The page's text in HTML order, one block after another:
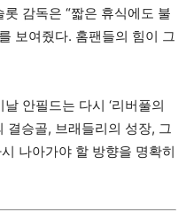
감독은 “짧은 휴식에도 불
보여줬다. 홈팬들의 힘이 그
안필드는 다시 ‘리버풀의
결승골, 브래들리의 성장, 그
나아가야 할 방향을 명확히